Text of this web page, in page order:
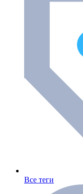
Все теги